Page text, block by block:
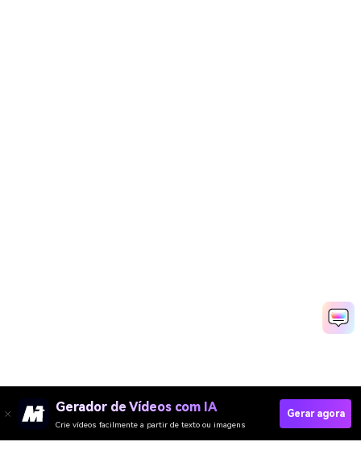
Gerador de Vídeos com IA
Crie vídeos facilmente a partir de texto ou imagens
Gerar agora